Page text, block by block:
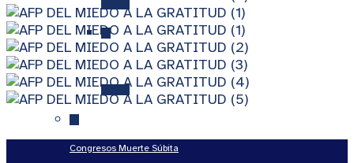
VI Aniversario FQ
Congresos Muerte Súbita